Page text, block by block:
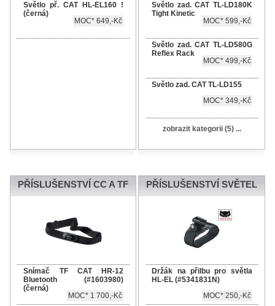
Světlo př. CAT HL-EL160 !
(černá)
MOC* 649,-Kč
Světlo zad. CAT TL-LD180K
Tight Kinetic
MOC* 599,-Kč
Světlo zad. CAT TL-LD580G
Reflex Rack
MOC* 499,-Kč
Světlo zad. CAT TL-LD155
MOC* 349,-Kč
zobrazit kategorii (5) ...
PŘÍSLUŠENSTVÍ CC A TF
Snímač TF CAT HR-12
Bluetooth (#1603980)
(černá)
MOC* 1 700,-Kč
PŘÍSLUŠENSTVÍ SVĚTEL
Držák na přilbu pro světla
HL-EL (#5341831N)
MOC* 250,-Kč